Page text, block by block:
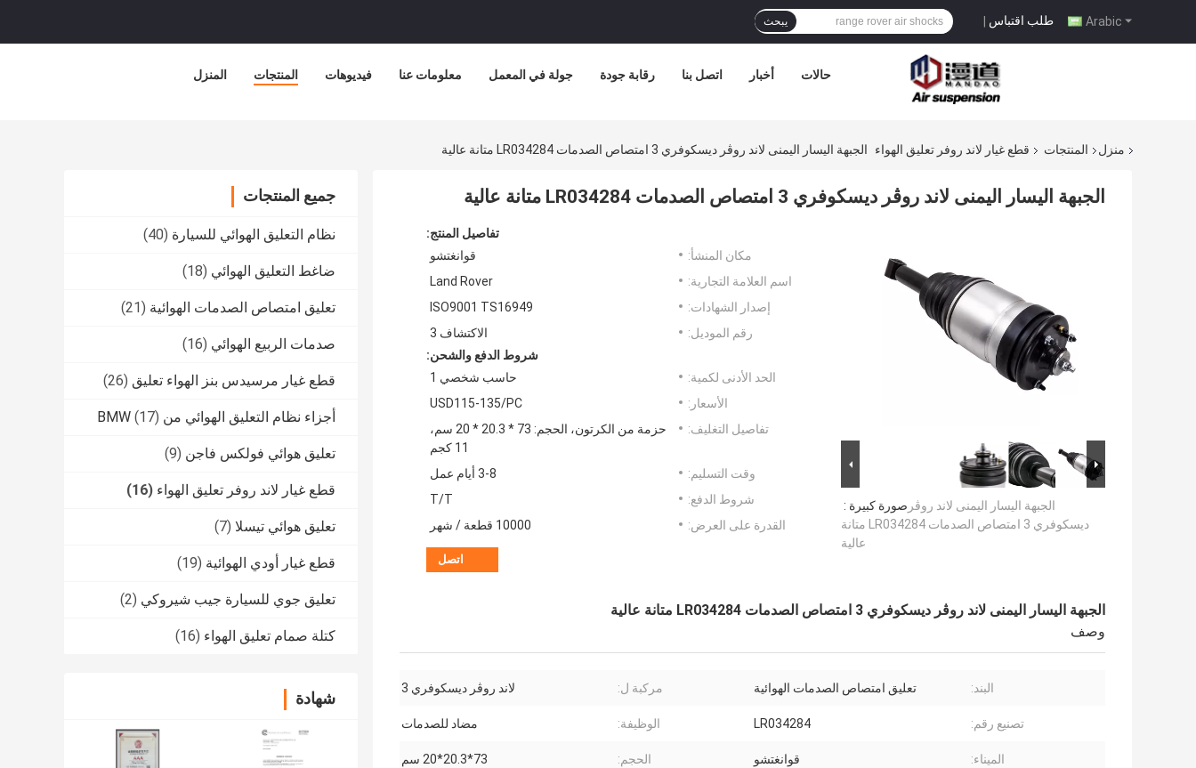
Arabic طلب اقتباس | يبحث
المنزل المنتجات فيديوهات معلومات عنا جولة في المعمل رقابة جودة اتصل بنا أخبار حالات
منزل المنتجات قطع غيار لاند روفر تعليق الهواء الجبهة اليسار اليمنى لاند روڤر ديسكوفري 3 امتصاص الصدمات LR034284 متانة عالية
جميع المنتجات
نظام التعليق الهوائي للسيارة (40)
ضاغط التعليق الهوائي (18)
تعليق امتصاص الصدمات الهوائية (21)
صدمات الربيع الهوائي (16)
قطع غيار مرسيدس بنز الهواء تعليق (26)
أجزاء نظام التعليق الهوائي من BMW (17)
تعليق هوائي فولكس فاجن (9)
قطع غيار لاند روفر تعليق الهواء (16)
تعليق هوائي تيسلا (7)
قطع غيار أودي الهوائية (19)
تعليق جوي للسيارة جيب شيروكي (2)
كتلة صمام تعليق الهواء (16)
شهادة
الجبهة اليسار اليمنى لاند روڤر ديسكوفري 3 امتصاص الصدمات LR034284 متانة عالية
صورة كبيرة : الجبهة اليسار اليمنى لاند روڤر
ديسكوفري 3 امتصاص الصدمات LR034284 متانة
عالية
تفاصيل المنتج:
مكان المنشأ:
قوانغتشو
اسم العلامة التجارية:
Land Rover
إصدار الشهادات:
ISO9001 TS16949
رقم الموديل:
الاكتشاف 3
شروط الدفع والشحن:
الحد الأدنى لكمية:
حاسب شخصي 1
الأسعار:
USD115-135/PC
تفاصيل التغليف:
حزمة من الكرتون، الحجم: 73 * 20.3 * 20 سم،
11 كجم
وقت التسليم:
3-8 أيام عمل
شروط الدفع:
T/T
القدرة على العرض:
10000 قطعة / شهر
اتصل
الجبهة اليسار اليمنى لاند روڤر ديسكوفري 3 امتصاص الصدمات LR034284 متانة عالية
وصف
البند: تعليق امتصاص الصدمات الهوائية مركبة ل: لاند روڤر ديسكوفري 3
تصنيع رقم: LR034284 الوظيفة: مضاد للصدمات
الميناء: قوانغتشو الحجم: 73*20.3*20 سم